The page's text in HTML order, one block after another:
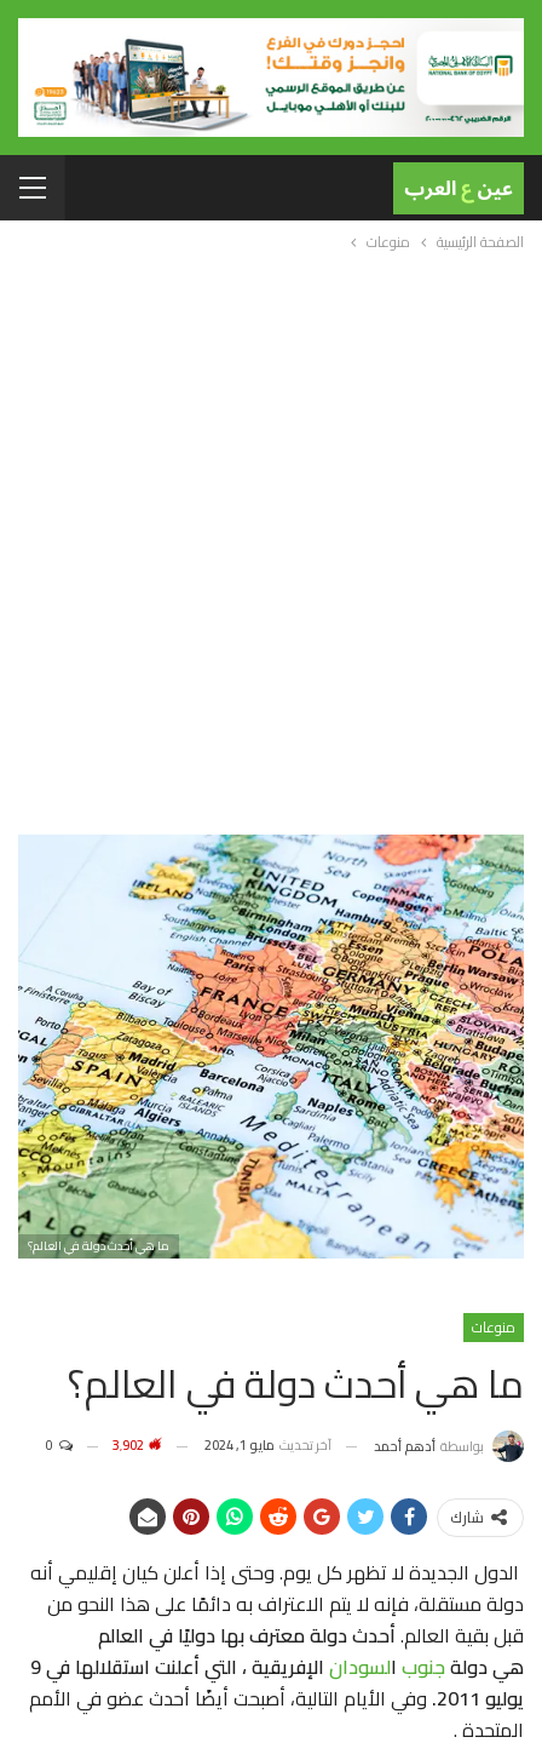
الصفحة الرئيسية منوعات
ما هي أحدث دولة في العالم؟
منوعات
ما هي أحدث دولة في العالم؟
بواسطة أدهم أحمد آخر تحديث مايو 1, 2024
شارك
الدول الجديدة لا تظهر كل يوم. وحتى إذا أعلن كيان إقليمي أنه
دولة مستقلة، فإنه لا يتم الاعتراف به دائمًا على هذا النحو من
قبل بقية العالم.أحدث دولة معترف بها دوليًا في العالم
هي دولةجنوبالسودان
الإفريقية ، التي أعلنت استقلالها في 9
يوليو 2011.
وفي الأيام التالية، أصبحت أيضًا أحدث عضو في الأمم
المتحدة.